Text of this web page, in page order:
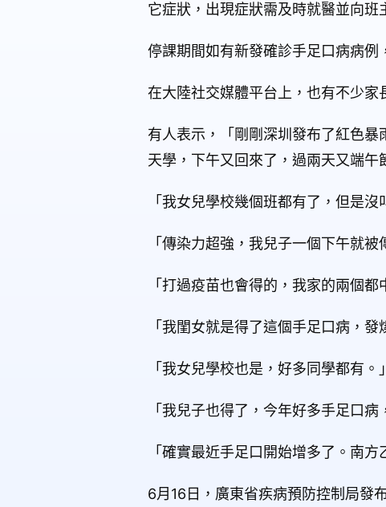
它症狀，出現症狀需及時就醫並向班
停課期間如有新發確診手足口病病例
在大陸社交媒體平台上，也有不少家
有人表示，「剛剛深圳發布了紅色
天學，下午又回來了，過兩天又端午
「我女兒學校幾個班都有了，但是
「傳染力超強，我兒子一個下午就被
「打過疫苗也會得的，我家的兩個都
「我閨女就是得了這個手足口病，
「我女兒學校也是，好多同學都有
「我兒子也得了，今年好多手足口
「確實最近手足口開始增多了。南
6月16日，廣東省疾病預防控制局發